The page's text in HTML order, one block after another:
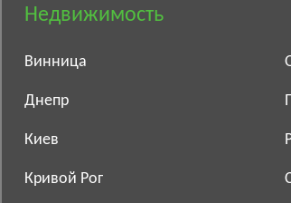
Недвижимость
Винница
Днепр
Киев
Кривой Рог